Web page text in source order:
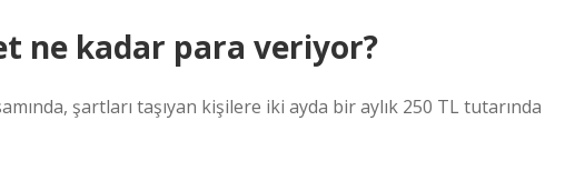
ne kadar para veriyor?
şartları taşıyan kişilere iki ayda bir aylık 250 TL tutarında